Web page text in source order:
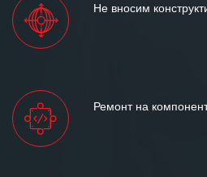
Не вносим
Ремонт на